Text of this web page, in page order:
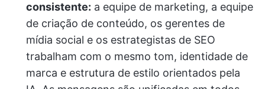
consistente: a equipe de marketing, a equipe
de criação de conteúdo, os gerentes de
mídia social e os estrategistas de SEO
trabalham com o mesmo tom, identidade de
marca e estrutura de estilo orientados pela